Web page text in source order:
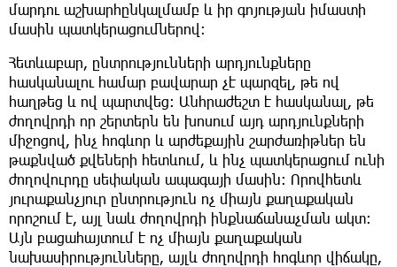
մարդու աշխարհընկալմամբ և իր գոյության իմաստի
մասին պատկերացումներով։
Հետևաբար, ընտրությունների արդյունքները
հասկանալու համար բավարար չէ պարզել, թե ով
հաղթեց և ով պարտվեց։ Անհրաժեշտ է հասկանալ, թե
ժողովրդի որ շերտերն են խոսում այդ արդյունքների
միջոցով, ինչ հոգևոր և արժեքային շարժառիթներ են
թաքնված քվեների հետևում, և ինչ պատկերացում ունի
ժողովուրդը սեփական ապագայի մասին։ Որովհետև
յուրաքանչյուր ընտրություն ոչ միայն քաղաքական
որոշում է, այլ նաև ժողովրդի ինքնաճանաչման ակտ։
Այն բացահայտում է ոչ միայն քաղաքական
նախասիրությունները, այլև ժողովրդի հոգևոր վիճակը,